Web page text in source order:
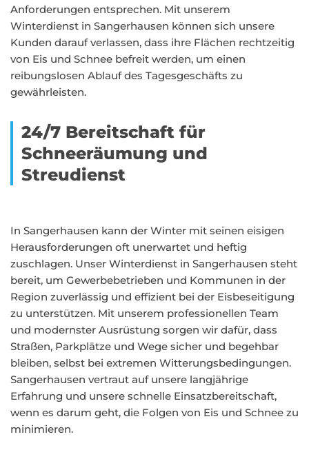
Anforderungen entsprechen. Mit unserem
Winterdienst in Sangerhausen können sich unsere
Kunden darauf verlassen, dass ihre Flächen rechtzeitig
von Eis und Schnee befreit werden, um einen
reibungslosen Ablauf des Tagesgeschäfts zu
gewährleisten.
24/7 Bereitschaft für
Schneeräumung und
Streudienst
In Sangerhausen kann der Winter mit seinen eisigen
Herausforderungen oft unerwartet und heftig
zuschlagen. Unser Winterdienst in Sangerhausen steht
bereit, um Gewerbebetrieben und Kommunen in der
Region zuverlässig und effizient bei der Eisbeseitigung
zu unterstützen. Mit unserem professionellen Team
und modernster Ausrüstung sorgen wir dafür, dass
Straßen, Parkplätze und Wege sicher und begehbar
bleiben, selbst bei extremen Witterungsbedingungen.
Sangerhausen vertraut auf unsere langjährige
Erfahrung und unsere schnelle Einsatzbereitschaft,
wenn es darum geht, die Folgen von Eis und Schnee zu
minimieren.